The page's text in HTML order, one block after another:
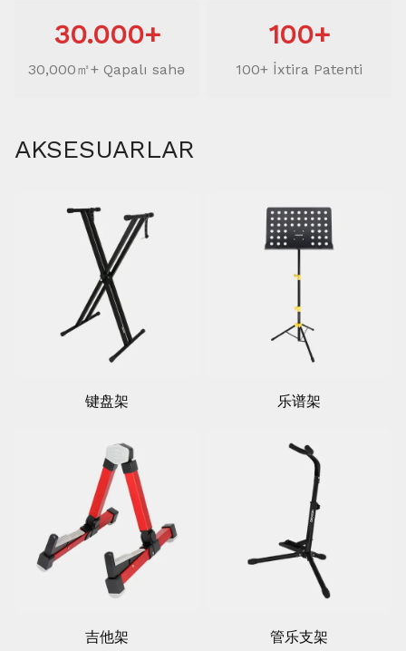
30.000+
30,000㎡+ Qapalı sahə
100+
100+ İxtira Patenti
AKSESUARLAR
键盘架 乐谱架
吉他架 管乐支架